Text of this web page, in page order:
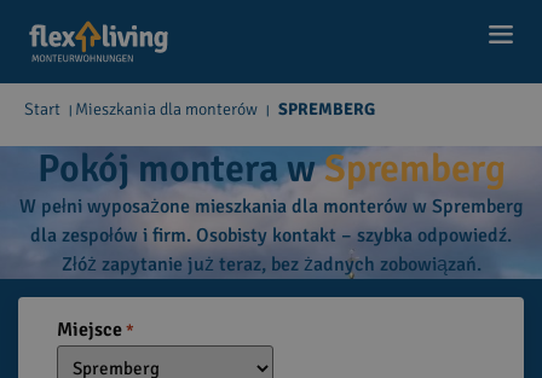
Start Mieszkania dla monterów SPREMBERG
Pokój montera wSpremberg
W pełni wyposażone mieszkania dla monterów w Spremberg
dla zespołów i firm. Osobisty kontakt – szybka odpowiedź.
Złóż zapytanie już teraz, bez żadnych zobowiązań.
Miejsce *